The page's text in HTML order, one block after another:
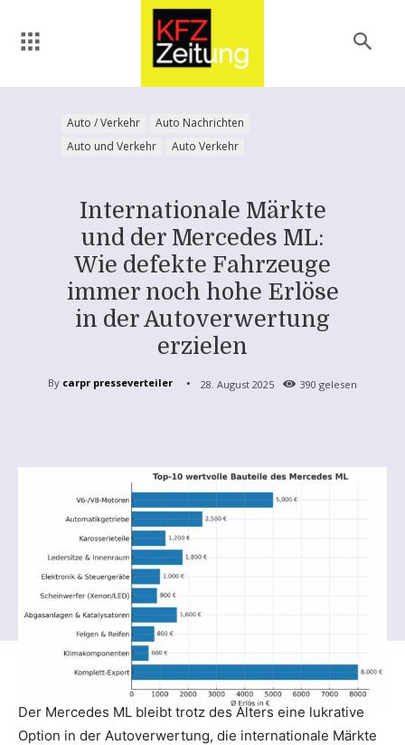
Auto / Verkehr
Auto Nachrichten
Auto und Verkehr
Auto Verkehr
Internationale Märkte
und der Mercedes ML:
Wie defekte Fahrzeuge
immer noch hohe Erlöse
in der Autoverwertung
erzielen
By carpr presseverteiler 28. August 2025 390 gelesen
Der Mercedes ML bleibt trotz des Alters eine lukrative
Option in der Autoverwertung, die internationale Märkte